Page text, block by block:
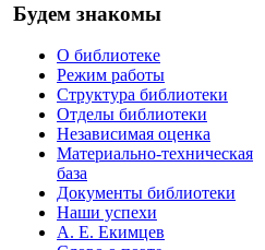
Будем знакомы
О библиотеке
Режим работы
Структура библиотеки
Отделы библиотеки
Независимая оценка
Материально-техническая
база
Документы библиотеки
Наши успехи
А. Е. Екимцев